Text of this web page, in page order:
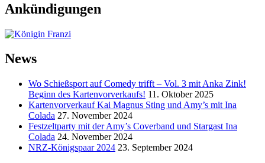
Ankündigungen
News
Wo Schießsport auf Comedy trifft – Vol. 3 mit Anka Zink!
Beginn des Kartenvorverkaufs! 11. Oktober 2025
Kartenvorverkauf Kai Magnus Sting und Amy’s mit Ina
Colada 27. November 2024
Festzeltparty mit der Amy’s Coverband und Stargast Ina
Colada 24. November 2024
NRZ-Königspaar 2024 23. September 2024